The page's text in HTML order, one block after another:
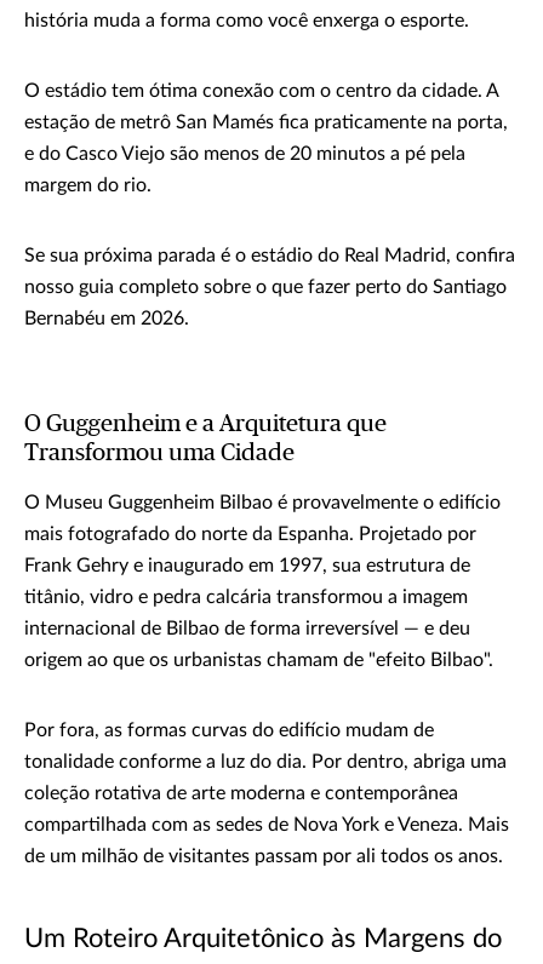
história muda a forma como você enxerga o esporte.
O estádio tem ótima conexão com o centro da cidade. A
estação de metrô San Mamés fica praticamente na porta,
e do Casco Viejo são menos de 20 minutos a pé pela
margem do rio.
Se sua próxima parada é o estádio do Real Madrid, confira
nosso guia completo sobre o que fazer perto do Santiago
Bernabéu em 2026.
O Guggenheim e a Arquitetura que
Transformou uma Cidade
O Museu Guggenheim Bilbao é provavelmente o edifício
mais fotografado do norte da Espanha. Projetado por
Frank Gehry e inaugurado em 1997, sua estrutura de
titânio, vidro e pedra calcária transformou a imagem
internacional de Bilbao de forma irreversível — e deu
origem ao que os urbanistas chamam de "efeito Bilbao".
Por fora, as formas curvas do edifício mudam de
tonalidade conforme a luz do dia. Por dentro, abriga uma
coleção rotativa de arte moderna e contemporânea
compartilhada com as sedes de Nova York e Veneza. Mais
de um milhão de visitantes passam por ali todos os anos.
Um Roteiro Arquitetônico às Margens do